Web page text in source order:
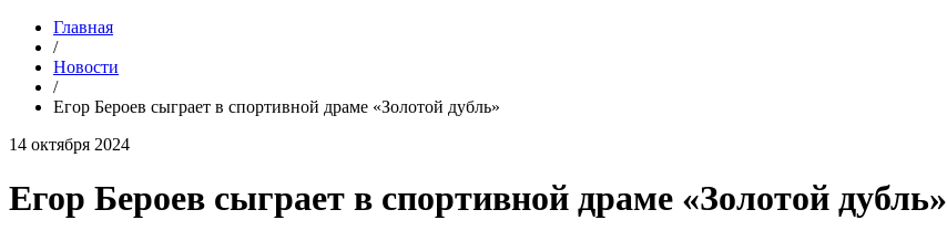
Главная
/
Новости
/
Егор Бероев сыграет в спортивной драме «Золотой дубль»
14 октября 2024
Егор Бероев сыграет в спортивной драме «Золотой дубль»